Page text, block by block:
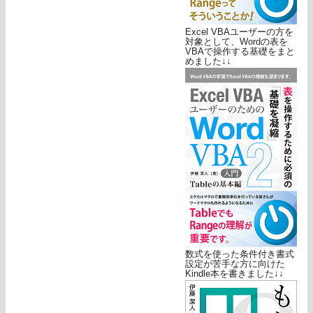
Excel VBAユーザーの方を
対象として、Wordの表を
VBAで操作する基礎をまと
めました↓↓
数式を使った条件付き書式
設定が苦手な方に向けた
Kindle本を書きました↓↓